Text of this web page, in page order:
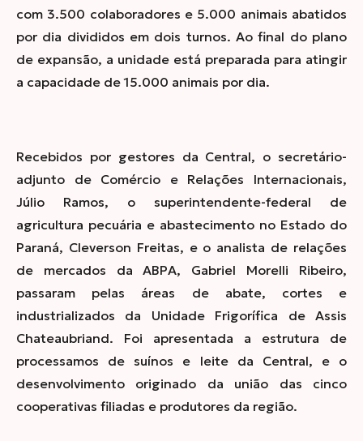
com 3.500 colaboradores e 5.000 animais abatidos
por dia divididos em dois turnos. Ao final do plano
de expansão, a unidade está preparada para atingir
a capacidade de 15.000 animais por dia.
Recebidos por gestores da Central, o secretário-
adjunto de Comércio e Relações Internacionais,
Júlio Ramos, o superintendente-federal de
agricultura pecuária e abastecimento no Estado do
Paraná, Cleverson Freitas, e o analista de relações
de mercados da ABPA, Gabriel Morelli Ribeiro,
passaram pelas áreas de abate, cortes e
industrializados da Unidade Frigorífica de Assis
Chateaubriand. Foi apresentada a estrutura de
processamos de suínos e leite da Central, e o
desenvolvimento originado da união das cinco
cooperativas filiadas e produtores da região.